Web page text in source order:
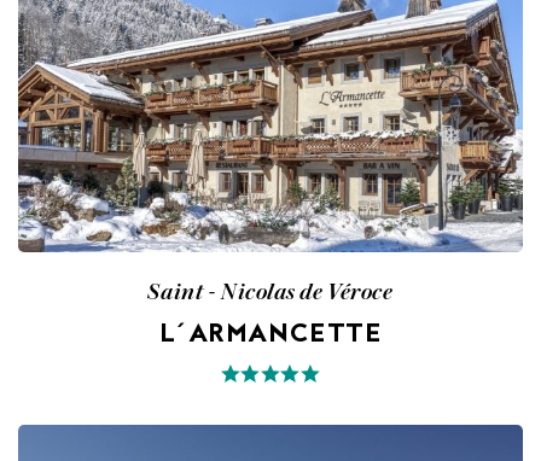
Saint - Nicolas de Véroce
L´ARMANCETTE